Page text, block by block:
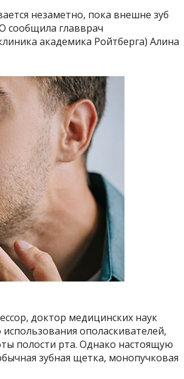
незаметно, пока внешне зуб
сообщила главврач
академика Ройтберга) Алина
доктор медицинских наук
ополаскивателей,
полости рта. Однако настоящую
зубная щетка, монопучковая